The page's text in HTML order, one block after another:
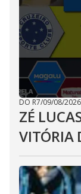
DO R7/09/08/2026
ZÉ
VITÓRIA